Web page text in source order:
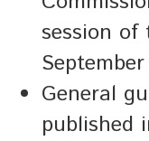
session
General
published